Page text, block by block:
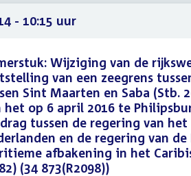
- 10:15 uur
Wijziging van de
van een zeegrens
Sint Maarten en Saba (Stb.
het op 6 april 2016 te
tussen de regering van
en de regering van
afbakening in het
(34 873(R2098))